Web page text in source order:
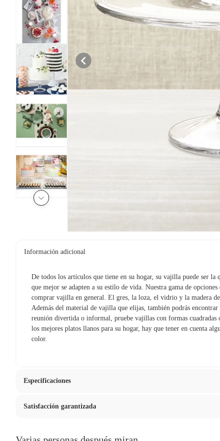
Información adicional
De todos los artículos que tiene en su hogar, su vajilla puede ser
que mejor se adapten a su estilo de vida. Nuestra gama de
comprar vajilla en general. El gres, la loza, el vidrio y la madera
Además del material de vajilla que elijas, también podrás
reunión divertida o informal, pruebe vajillas con formas
los mejores platos llanos para su hogar, hay que tener en cuenta
color.
Especificaciones
Hecho en
Color básico
Satisfacción garantizada